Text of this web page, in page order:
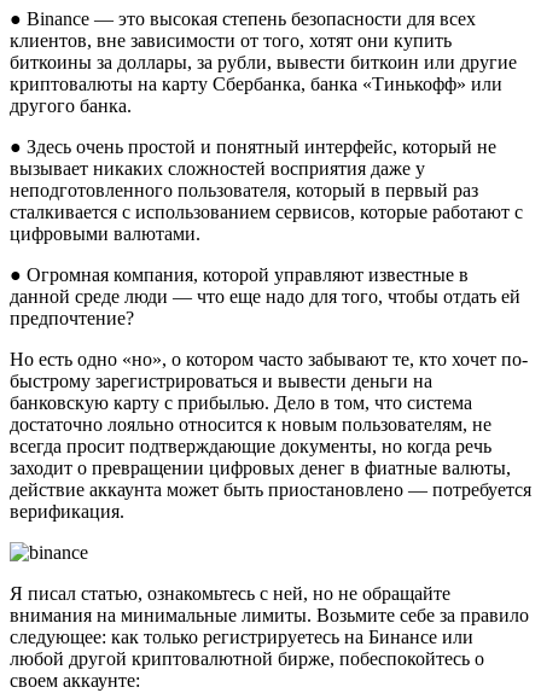
● Binance — это высокая степень безопасности для всех
клиентов, вне зависимости от того, хотят они купить
биткоины за доллары, за рубли, вывести биткоин или другие
криптовалюты на карту Сбербанка, банка «Тинькофф» или
другого банка.
● Здесь очень простой и понятный интерфейс, который не
вызывает никаких сложностей восприятия даже у
неподготовленного пользователя, который в первый раз
сталкивается с использованием сервисов, которые работают с
цифровыми валютами.
● Огромная компания, которой управляют известные в
данной среде люди — что еще надо для того, чтобы отдать ей
предпочтение?
Но есть одно «но», о котором часто забывают те, кто хочет по-
быстрому зарегистрироваться и вывести деньги на
банковскую карту с прибылью. Дело в том, что система
достаточно лояльно относится к новым пользователям, не
всегда просит подтверждающие документы, но когда речь
заходит о превращении цифровых денег в фиатные валюты,
действие аккаунта может быть приостановлено — потребуется
верификация.
Я писал статью, ознакомьтесь с ней, но не обращайте
внимания на минимальные лимиты. Возьмите себе за правило
следующее: как только регистрируетесь на Бинансе или
любой другой криптовалютной бирже, побеспокойтесь о
своем аккаунте: